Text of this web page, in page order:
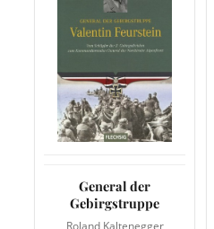
General der
Gebirgstruppe
Roland Kaltenegger